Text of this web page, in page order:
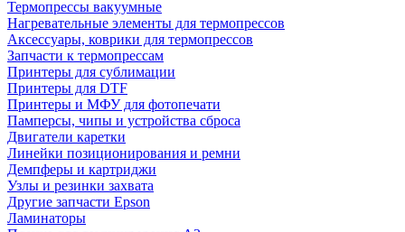
Термопрессы вакуумные
Нагревательные элементы для термопрессов
Аксессуары, коврики для термопрессов
Запчасти к термопрессам
Принтеры для сублимации
Принтеры для DTF
Принтеры и МФУ для фотопечати
Памперсы, чипы и устройства сброса
Двигатели каретки
Линейки позиционирования и ремни
Демпферы и картриджи
Узлы и резинки захвата
Другие запчасти Epson
Ламинаторы